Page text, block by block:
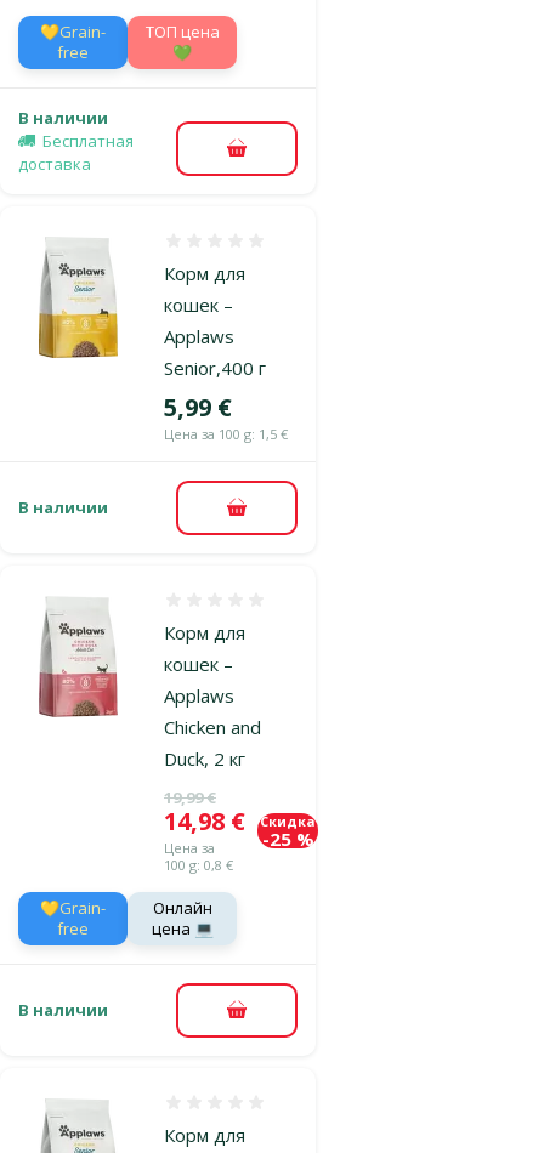
💛Grain-
free
TOП цена
💚
В наличии
Бесплатная
доставка
В корзину
Корм для
кошек –
Applaws
Senior,400 г
Цена
5,99 €
Цена за 100 g: 1,5 €
В наличии В корзину
Корм для
кошек –
Applaws
Chicken and
Duck, 2 кг
Исходная цена
19,99 €
Цена
14,98 €
Цена за
100 g: 0,8 €
Скидка
-25 %
💛Grain-
free
Онлайн
цена 💻
В наличии В корзину
Корм для